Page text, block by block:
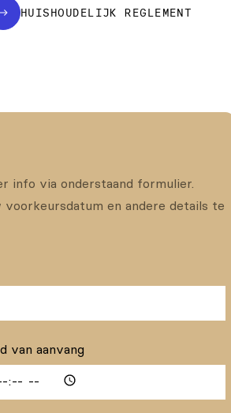
HUISHOUDELIJK REGLEMENT
info via onderstaand formulier.
en andere details te
van aanvang